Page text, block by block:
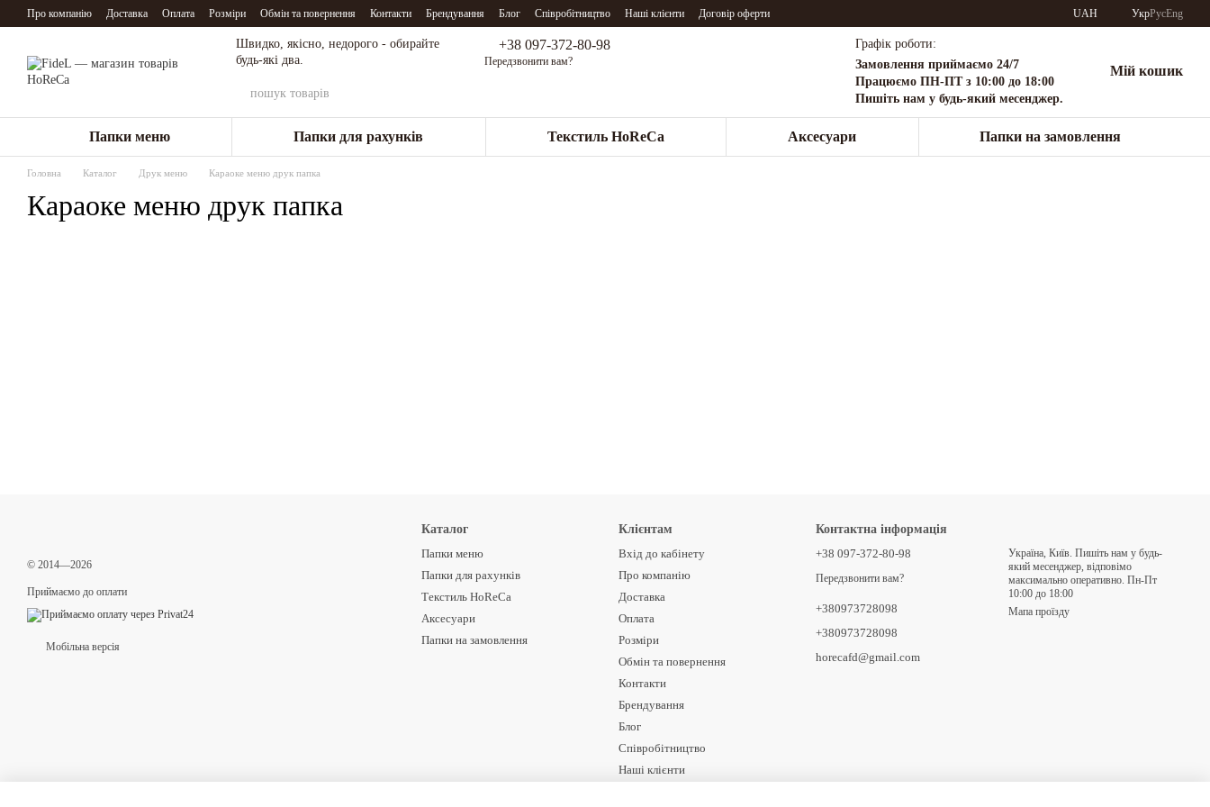
Перейти до основного контенту
Про компанію Доставка Оплата Розміри Обмін та повернення Контакти Брендування Блог Співробітництво Наші клієнти Договір оферти UAH УкрРусEng
Швидко, якісно, недорого - обирайте
будь-які два.
+38 097-372-80-98
Передзвонити вам?
Графік роботи:
Замовлення приймаємо 24/7
Працюємо ПН-ПТ з 10:00 до 18:00
Пишіть нам у будь-який месенджер.
Мій кошик
Папки меню Папки для рахунків Текстиль HoReCa Аксесуари Папки на замовлення
Головна Каталог Друк меню Караоке меню друк папка
Караоке меню друк папка
© 2014—2026
Приймаємо до оплати
Мобільна версія
Каталог
Папки меню
Папки для рахунків
Текстиль HoReCa
Аксесуари
Папки на замовлення
Клієнтам
Вхід до кабінету
Про компанію
Доставка
Оплата
Розміри
Обмін та повернення
Контакти
Брендування
Блог
Співробітництво
Наші клієнти
Контактна інформація
+38 097-372-80-98
Передзвонити вам?
+380973728098
+380973728098
horecafd@gmail.com
Україна, Київ. Пишіть нам у будь-
який месенджер, відповімо
максимально оперативно. Пн-Пт
10:00 до 18:00
Мапа проїзду